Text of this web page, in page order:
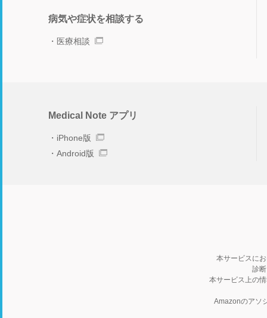
病気や症状を相談する
医療相談
Medical Note アプリ
iPhone版
Android版
本サービスに
診
本サービス上の
Amazonのアソ